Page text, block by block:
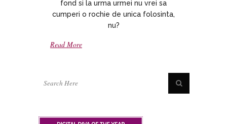
fond si la urma urmei nu vrei sa
cumperi o rochie de unica folosinta,
nu?
Read More